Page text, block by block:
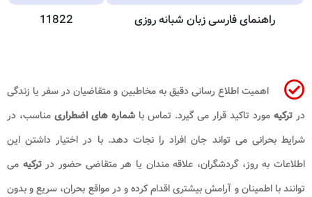
راهنمای فارسی زبان شبانهروزی 11822
اهمیت اطلاع رسانی دقیق به مخاطبین و متقاضیان در سفر یا زندگی
در ترکیه مورد تاکید قرار می گیرد. تماس با شماره های اضطراری مناسب، در
شرایط بحرانی می تواند جان افراد را نجات دهد. با در اختیار داشتن این
اطلاعات به روز، گردشگران، علاقه مندان یا هر متقاضی حضور درترکیه می
توانند با اطمینان و آرامش بیشتری اقدام کرده و در مواقع بحران، سریع و بدون